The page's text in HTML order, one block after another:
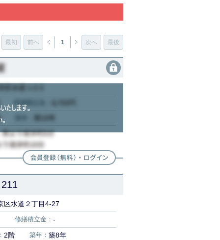
最初 前へ 1 次へ 最後
区水道２丁目4-27
修繕積立金： -
2階 築年： 築8年